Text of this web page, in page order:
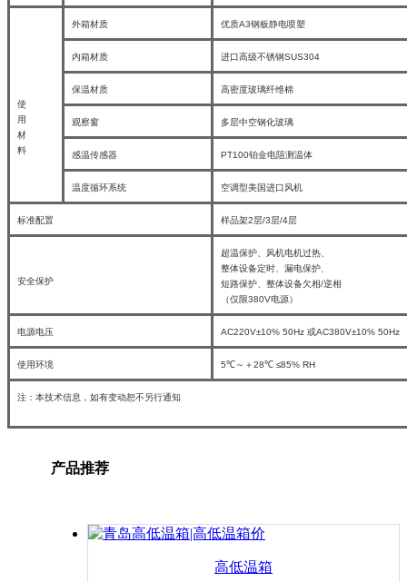
使
用
材
料
外箱材质 优质A3钢板静电喷塑
内箱材质 进口高级不锈钢SUS304
保温材质 高密度玻璃纤维棉
观察窗 多层中空钢化玻璃
感温传感器 PT100铂金电阻测温体
温度循环系统 空调型美国进口风机
标准配置 样品架2层/3层/4层
安全保护
超温保护、风机电机过热、
整体设备定时、漏电保护、
短路保护、整体设备欠相/逆相
（仅限380V电源）
电源电压 AC220V±10% 50Hz 或AC380V±10% 50Hz
使用环境 5℃～＋28℃ ≤85% RH
注：本技术信息，如有变动恕不另行通知
产品推荐
高低温箱